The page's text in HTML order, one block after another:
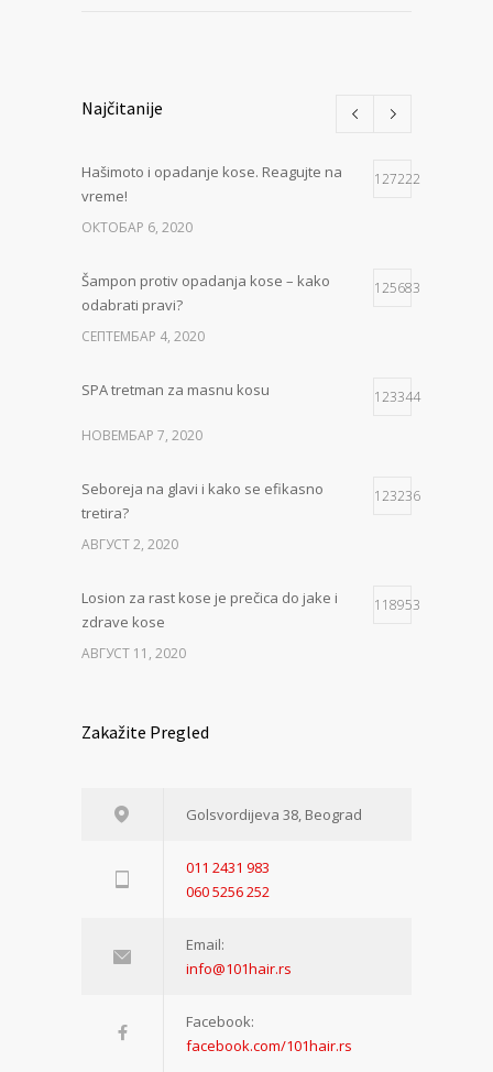
Najčitanije
Hašimoto i opadanje kose. Reagujte na
vreme!
127222
ОКТОБАР 6, 2020
Šampon protiv opadanja kose – kako
odabrati pravi?
125683
СЕПТЕМБАР 4, 2020
SPA tretman za masnu kosu 123344
НОВЕМБАР 7, 2020
Seboreja na glavi i kako se efikasno
tretira?
123236
АВГУСТ 2, 2020
Losion za rast kose je prečica do jake i
zdrave kose
118953
АВГУСТ 11, 2020
Zakažite Pregled
Golsvordijeva 38, Beograd
011 2431 983
060 5256 252
Email:
info@101hair.rs
Facebook:
facebook.com/101hair.rs